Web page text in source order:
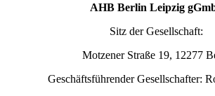
AHB Berlin Leipzig
Sitz der Gesellschaft:
Motzener Straße 19, 12277
Geschäftsführender Gesellschafter: